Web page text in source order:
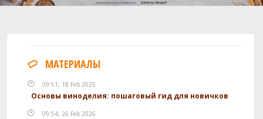
МАТЕРИАЛЫ
09:51, 18 Feb 2025
Основы виноделия: пошаговый гид для новичков
09:54, 26 Feb 2026